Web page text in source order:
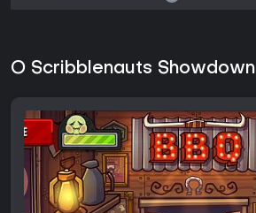
O Scribblenauts Showdown